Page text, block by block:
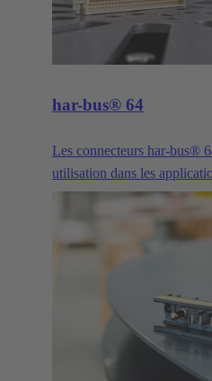
contacts et de versions
autres connecteurs
son évolution constante
que quelques exemples,
har-bus® 64
Les connecteurs har-bus®
utilisation dans les
bénéficient d'une
descendante à 100% avec
41612 de type C. Ceci